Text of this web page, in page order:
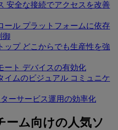
安全な接続でアクセスを改善
ール プラットフォームに依存
御
ップ どこからでも生産性を強
ート デバイスの有効化
イムのビジュアル コミュニケ
ーサービス運用の効率化
ーム向けの人気ソ